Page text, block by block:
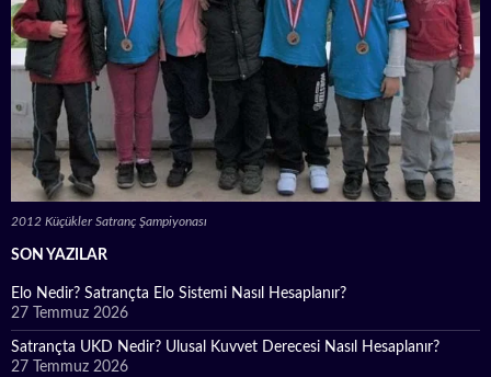
2012 Küçükler Satranç Şampiyonası
SON YAZILAR
Elo Nedir? Satrançta Elo Sistemi Nasıl Hesaplanır?
27 Temmuz 2026
Satrançta UKD Nedir? Ulusal Kuvvet Derecesi Nasıl Hesaplanır?
27 Temmuz 2026